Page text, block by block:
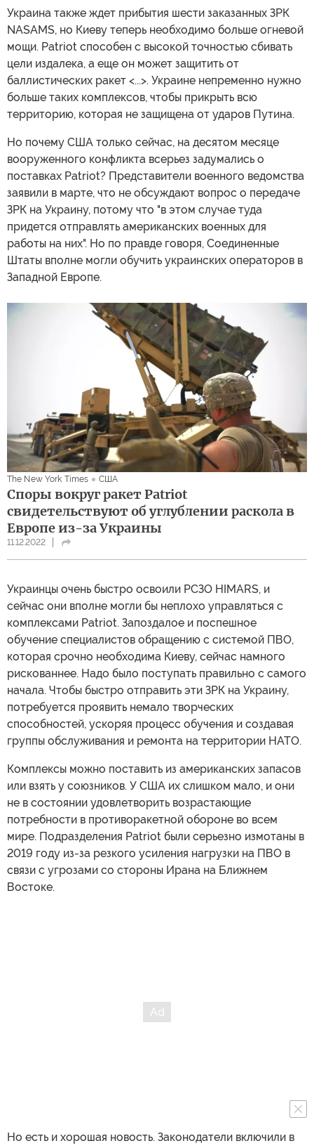
Украина также ждет прибытия шести заказанных ЗРК
NASAMS, но Киеву теперь необходимо больше огневой
мощи. Patriot способен с высокой точностью сбивать
цели издалека, а еще он может защитить от
баллистических ракет <...>. Украине непременно нужно
больше таких комплексов, чтобы прикрыть всю
территорию, которая не защищена от ударов Путина.
Но почему США только сейчас, на десятом месяце
вооруженного конфликта всерьез задумались о
поставках Patriot? Представители военного ведомства
заявили в марте, что не обсуждают вопрос о передаче
ЗРК на Украину, потому что "в этом случае туда
придется отправлять американских военных для
работы на них". Но по правде говоря, Соединенные
Штаты вполне могли обучить украинских операторов в
Западной Европе.
The New York Times США
Споры вокруг ракет Patriot
свидетельствуют об углублении раскола в
Европе из-за Украины
11.12.2022
Украинцы очень быстро освоили РСЗО HIMARS, и
сейчас они вполне могли бы неплохо управляться с
комплексами Patriot. Запоздалое и поспешное
обучение специалистов обращению с системой ПВО,
которая срочно необходима Киеву, сейчас намного
рискованнее. Надо было поступать правильно с самого
начала. Чтобы быстро отправить эти ЗРК на Украину,
потребуется проявить немало творческих
способностей, ускоряя процесс обучения и создавая
группы обслуживания и ремонта на территории НАТО.
Комплексы можно поставить из американских запасов
или взять у союзников. У США их слишком мало, и они
не в состоянии удовлетворить возрастающие
потребности в противоракетной обороне во всем
мире. Подразделения Patriot были серьезно измотаны в
2019 году из-за резкого усиления нагрузки на ПВО в
связи с угрозами со стороны Ирана на Ближнем
Востоке.
Но есть и хорошая новость. Законодатели включили в